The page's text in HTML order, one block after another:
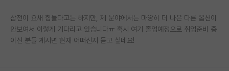
임용 정보 게시판
삼전이 요새 힘들다고는 하지만, 제 분야에서는 마땅히 더 나은 다른 옵션이
안보여서 이렇게 기다리고 있습니다ㅠ 혹시 여기 졸업예정으로 취업준비 중
이신 분들 계시면 현재 어떠신지 듣고 싶네요!